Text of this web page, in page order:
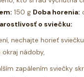
150 g Doba horenia:
o sviečku:
nechajte horieť
nádoby,
zapálením sviečky